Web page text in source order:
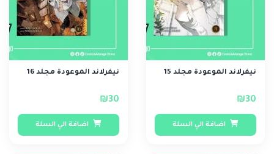
نيفرلاند الموعودة مجلد 15
₪30
اضافة الي السلة
نيفرلاند الموعودة مجلد 16
₪30
اضافة الي السلة